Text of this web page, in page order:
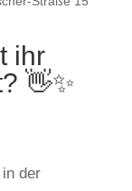
ihr
👋✨
der